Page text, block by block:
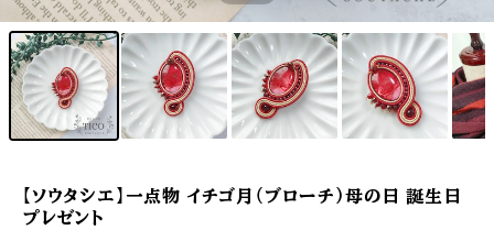
【ソウタシエ】一点物 イチゴ月（ブローチ）母の日 誕生日
プレゼント